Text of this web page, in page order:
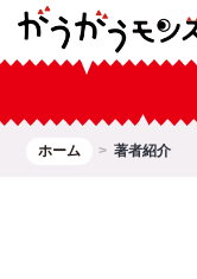
ホーム 著者紹介